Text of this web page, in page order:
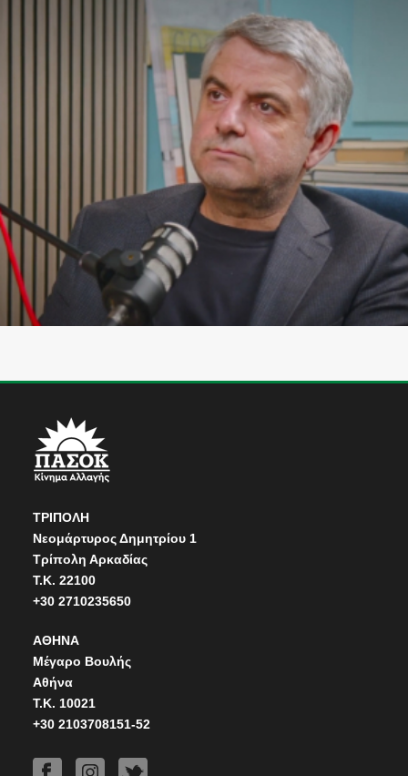
ΤΡΙΠΟΛΗ
Νεομάρτυρος Δημητρίου 1
Τρίπολη Αρκαδίας
Τ.Κ. 22100
+30 2710235650
ΑΘΗΝΑ
Μέγαρο Βουλής
Αθήνα
Τ.Κ. 10021
+30 2103708151-52